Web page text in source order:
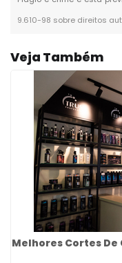
9.610-98 sobre direitos
Veja Também
Melhores Cortes